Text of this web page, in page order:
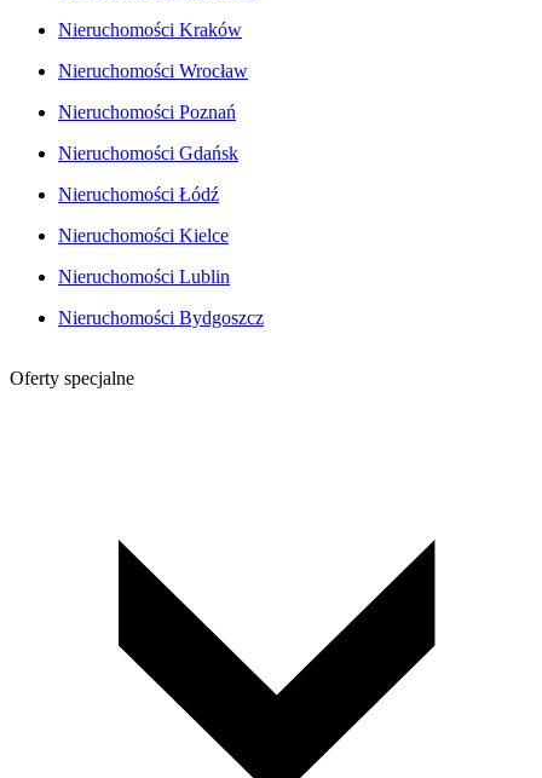
Nieruchomości Kraków
Nieruchomości Wrocław
Nieruchomości Poznań
Nieruchomości Gdańsk
Nieruchomości Łódź
Nieruchomości Kielce
Nieruchomości Lublin
Nieruchomości Bydgoszcz
Oferty specjalne